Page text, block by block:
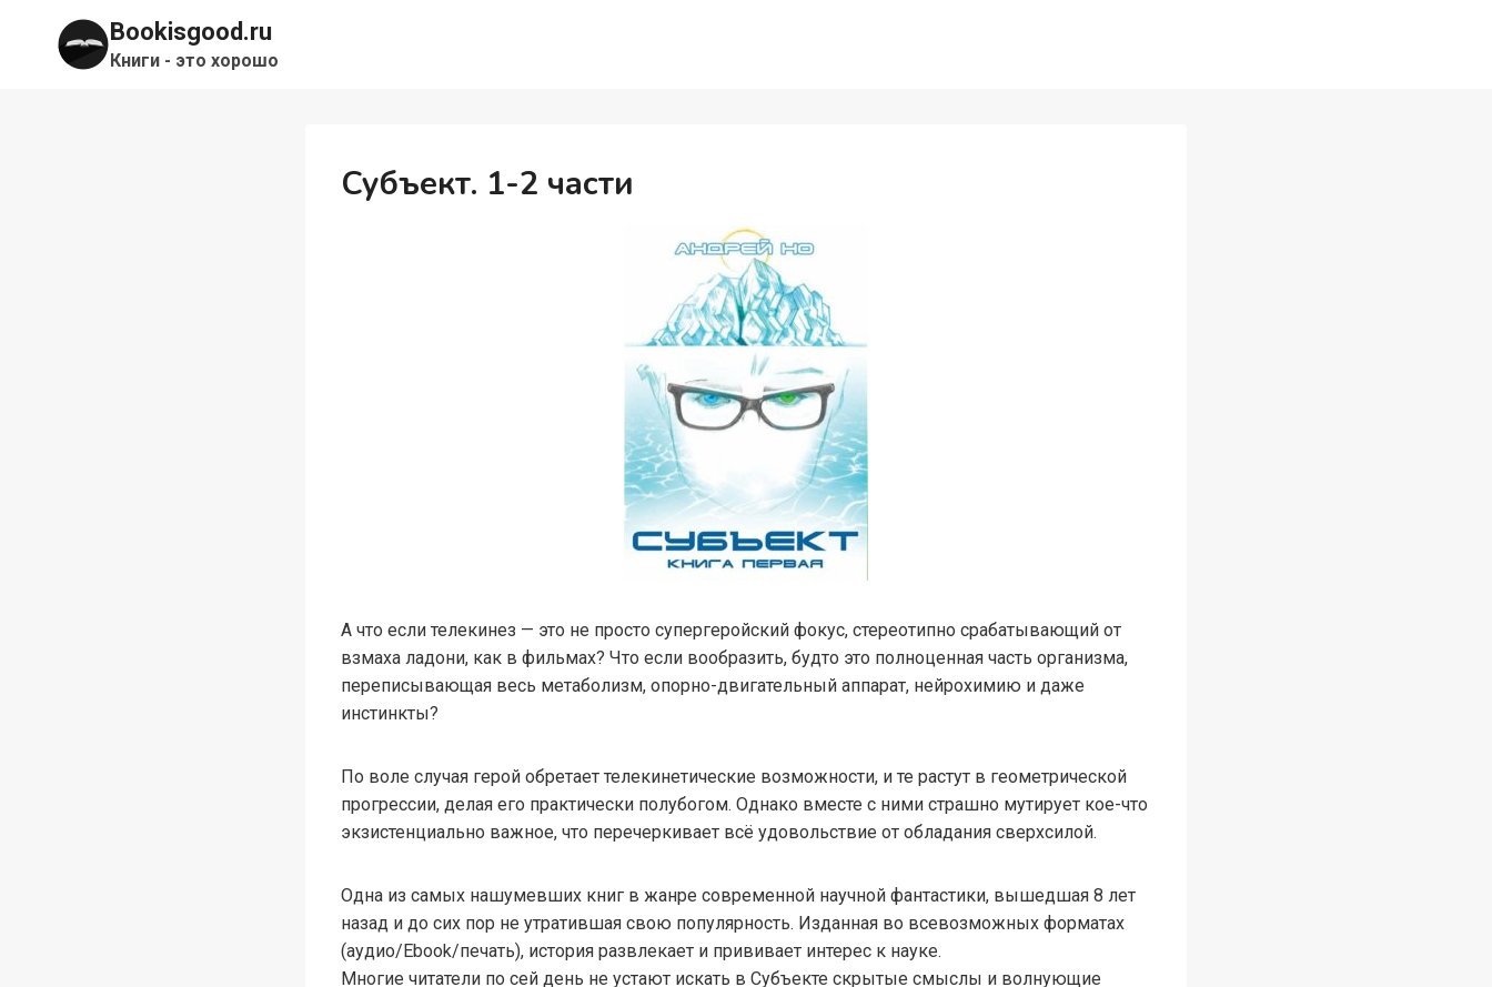
содержимому
Bookisgood.ru
Книги - это хорошо
Субъект. 1-2 части
А что если телекинез — это не просто супергеройский фокус, стереотипно срабатывающий от
взмаха ладони, как в фильмах? Что если вообразить, будто это полноценная часть организма,
переписывающая весь метаболизм, опорно-двигательный аппарат, нейрохимию и даже
инстинкты?
По воле случая герой обретает телекинетические возможности, и те растут в геометрической
прогрессии, делая его практически полубогом. Однако вместе с ними страшно мутирует кое-что
экзистенциально важное, что перечеркивает всё удовольствие от обладания сверхсилой.
Одна из самых нашумевших книг в жанре современной научной фантастики, вышедшая 8 лет
назад и до сих пор не утратившая свою популярность. Изданная во всевозможных форматах
(аудио/Ebook/печать), история развлекает и прививает интерес к науке.
Многие читатели по сей день не устают искать в Субъекте скрытые смыслы и волнующие